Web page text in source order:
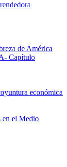
de América
Capítulo
económica
en el Medio